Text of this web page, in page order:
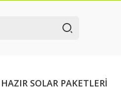
HAZIR SOLAR PAKETLERİ